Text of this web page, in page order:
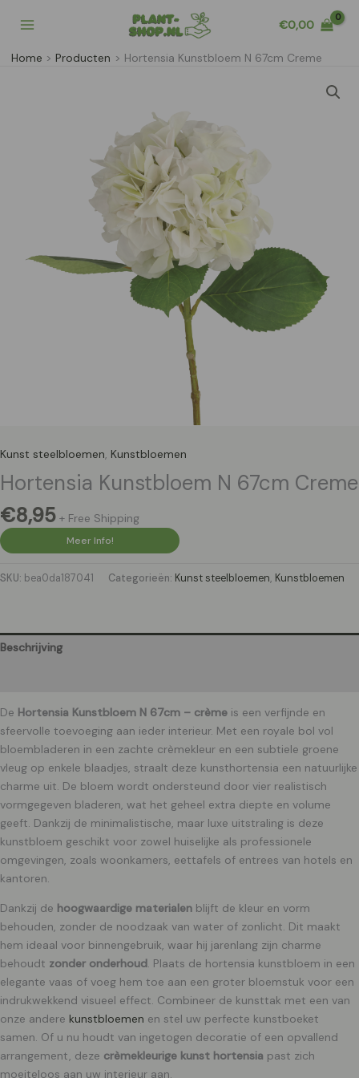
naar
inhoud
€0,00
Home Producten Hortensia Kunstbloem N 67cm Creme
Kunst steelbloemen, Kunstbloemen
Hortensia Kunstbloem N 67cm Creme
€8,95 + Free Shipping
Meer Info!
SKU: bea0da187041 Categorieën: Kunst steelbloemen, Kunstbloemen
Beschrijving
De Hortensia Kunstbloem N 67cm – crème is een verfijnde en
sfeervolle toevoeging aan ieder interieur. Met een royale bol vol
bloembladeren in een zachte crèmekleur en een subtiele groene
vleug op enkele blaadjes, straalt deze kunsthortensia een natuurlijke
charme uit. De bloem wordt ondersteund door vier realistisch
vormgegeven bladeren, wat het geheel extra diepte en volume
geeft. Dankzij de minimalistische, maar luxe uitstraling is deze
kunstbloem geschikt voor zowel huiselijke als professionele
omgevingen, zoals woonkamers, eettafels of entrees van hotels en
kantoren.
Dankzij de hoogwaardige materialen blijft de kleur en vorm
behouden, zonder de noodzaak van water of zonlicht. Dit maakt
hem ideaal voor binnengebruik, waar hij jarenlang zijn charme
behoudt zonder onderhoud. Plaats de hortensia kunstbloem in een
elegante vaas of voeg hem toe aan een groter bloemstuk voor een
indrukwekkend visueel effect. Combineer de kunsttak met een van
onze andere kunstbloemen en stel uw perfecte kunstboeket
samen. Of u nu houdt van ingetogen decoratie of een opvallend
arrangement, deze crèmekleurige kunst hortensia past zich
moeiteloos aan uw interieur aan.